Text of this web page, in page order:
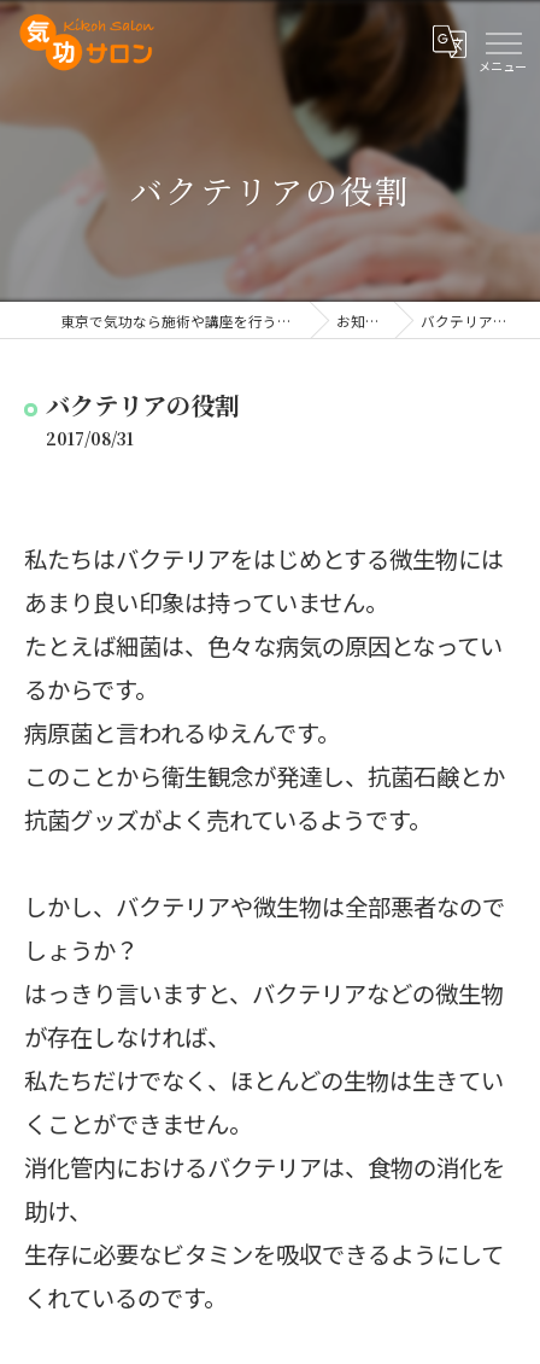
バクテリアの役割
東京で気功なら施術や講座を行う気功サロン お知らせ バクテリアの役割
バクテリアの役割
2017/08/31
私たちはバクテリアをはじめとする微生物には
あまり良い印象は持っていません。
たとえば細菌は、色々な病気の原因となってい
るからです。
病原菌と言われるゆえんです。
このことから衛生観念が発達し、抗菌石鹸とか
抗菌グッズがよく売れているようです。
しかし、バクテリアや微生物は全部悪者なので
しょうか？
はっきり言いますと、バクテリアなどの微生物
が存在しなければ、
私たちだけでなく、ほとんどの生物は生きてい
くことができません。
消化管内におけるバクテリアは、食物の消化を
助け、
生存に必要なビタミンを吸収できるようにして
くれているのです。